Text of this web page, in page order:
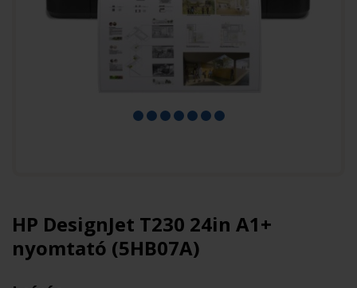
HP DesignJet T230 24in A1+
nyomtató (5HB07A)